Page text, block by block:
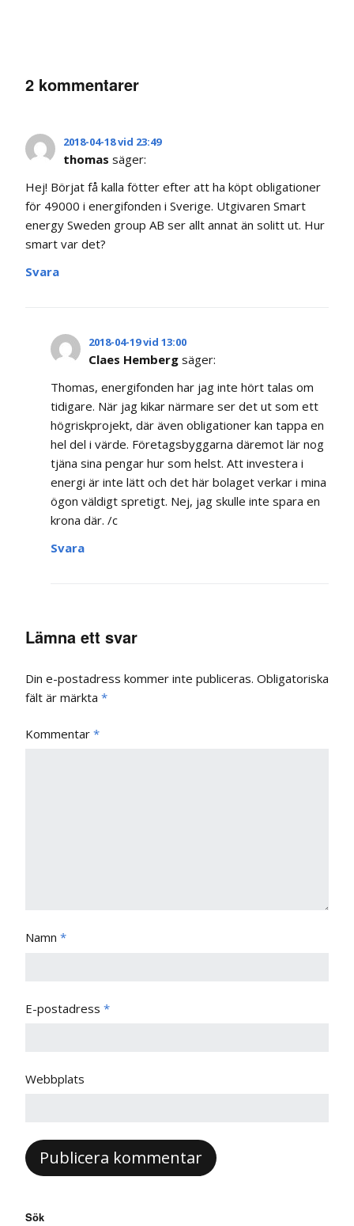
2 kommentarer
2018-04-18 vid 23:49
thomas säger:
Hej! Börjat få kalla fötter efter att ha köpt obligationer
för 49000 i energifonden i Sverige. Utgivaren Smart
energy Sweden group AB ser allt annat än solitt ut. Hur
smart var det?
Svara
2018-04-19 vid 13:00
Claes Hemberg säger:
Thomas, energifonden har jag inte hört talas om
tidigare. När jag kikar närmare ser det ut som ett
högriskprojekt, där även obligationer kan tappa en
hel del i värde. Företagsbyggarna däremot lär nog
tjäna sina pengar hur som helst. Att investera i
energi är inte lätt och det här bolaget verkar i mina
ögon väldigt spretigt. Nej, jag skulle inte spara en
krona där. /c
Svara
Lämna ett svar
Din e-postadress kommer inte publiceras. Obligatoriska
fält är märkta *
Kommentar *
Namn *
E-postadress *
Webbplats
Sök